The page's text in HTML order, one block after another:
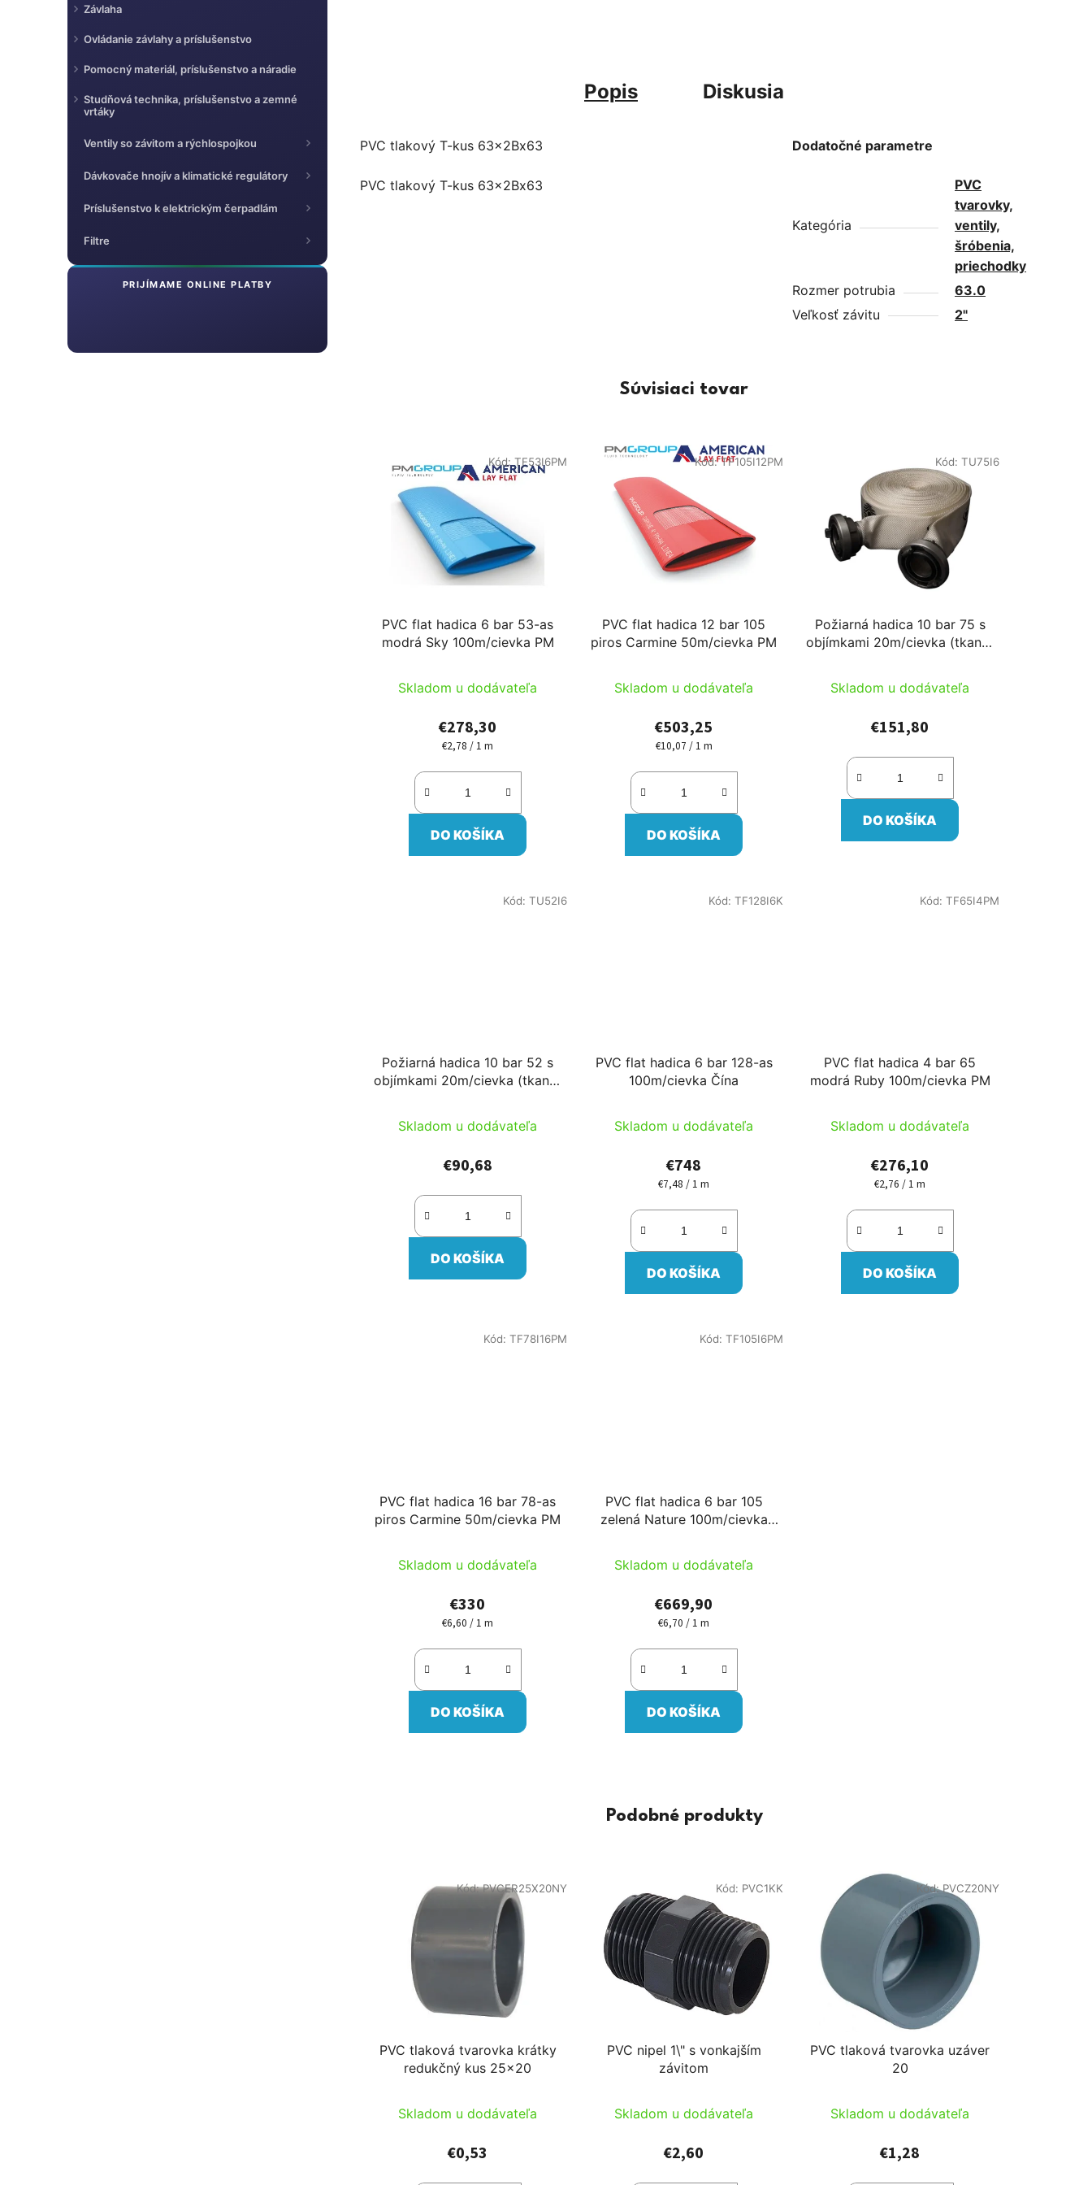
Závlaha
Ovládanie závlahy a príslušenstvo
Pomocný materiál, príslušenstvo a náradie
Studňová technika, príslušenstvo a zemné
vrtáky
Ventily so závitom a rýchlospojkou
Dávkovače hnojív a klimatické regulátory
Príslušenstvo k elektrickým čerpadlám
Filtre
PRIJÍMAME ONLINE PLATBY
Popis Diskusia
PVC tlakový T-kus 63x2Bx63
PVC tlakový T-kus 63x2Bx63
Dodatočné parametre
Kategória
PVC
tvarovky,
ventily,
šróbenia,
priechodky
Rozmer potrubia
63.0
Veľkosť závitu
2"
Súvisiaci tovar
PVC flat hadica 6 bar 53-as
modrá Sky 100m/cievka PM
Skladom u dodávateľa
€278,30
Jednotková
€2,78 / 1 m
DO KOŠÍKA
Kód:TF53I6PM
PVC flat hadica 12 bar 105
piros Carmine 50m/cievka PM
Skladom u dodávateľa
€503,25
Jednotková
€10,07 / 1 m
DO KOŠÍKA
Kód:TF105I12PM
Požiarná hadica 10 bar 75 s
objímkami 20m/cievka (tkaná)
Skladom u dodávateľa
€151,80
DO KOŠÍKA
Kód: TU75I6
Požiarná hadica 10 bar 52 s
objímkami 20m/cievka (tkaná)
Skladom u dodávateľa
€90,68
DO KOŠÍKA
Kód: TU52I6
PVC flat hadica 6 bar 128-as
100m/cievka Čína
Skladom u dodávateľa
€748
Jednotková
€7,48 / 1 m
DO KOŠÍKA
Kód: TF128I6K
PVC flat hadica 4 bar 65
modrá Ruby 100m/cievka PM
Skladom u dodávateľa
€276,10
Jednotková
€2,76 / 1 m
DO KOŠÍKA
Kód: TF65I4PM
PVC flat hadica 16 bar 78-as
piros Carmine 50m/cievka PM
Skladom u dodávateľa
€330
Jednotková
€6,60 / 1 m
DO KOŠÍKA
Kód: TF78I16PM
PVC flat hadica 6 bar 105
zelená Nature 100m/cievka
Skladom u dodávateľa
€669,90
Jednotková
€6,70 / 1 m
DO KOŠÍKA
Kód: TF105I6PM
Podobné produkty
PVC tlaková tvarovka krátky
redukčný kus 25x20
Skladom u dodávateľa
€0,53
Kód:PVCER25X20NY
PVC nipel 1\" s vonkajším
závitom
Skladom u dodávateľa
€2,60
Kód: PVC1KK
PVC tlaková tvarovka uzáver
20
Skladom u dodávateľa
€1,28
Kód:PVCZ20NY